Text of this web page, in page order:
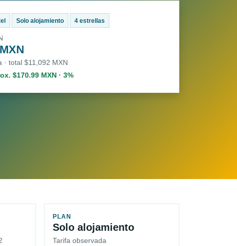
Solo alojamiento 4 estrellas
· total $11,092 MXN
$170.99 MXN · 3%
PLAN
Solo alojamiento
Tarifa observada